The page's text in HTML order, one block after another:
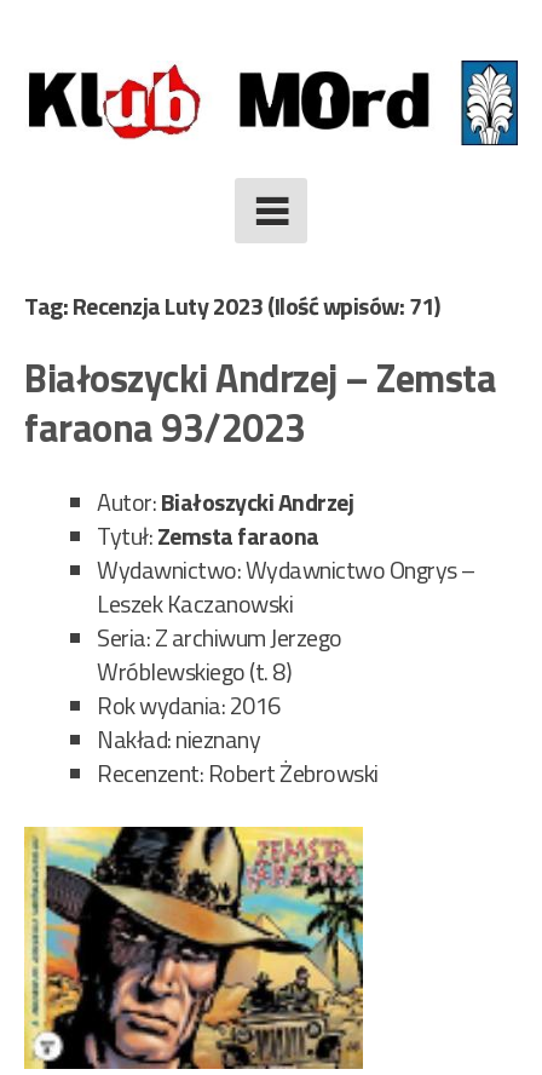
to
content
Tag: Recenzja Luty 2023(Ilość wpisów: 71)
Białoszycki Andrzej – Zemsta
faraona 93/2023
Autor:Białoszycki Andrzej
Tytuł:Zemsta faraona
Wydawnictwo: Wydawnictwo Ongrys –
Leszek Kaczanowski
Seria: Z archiwum Jerzego
Wróblewskiego (t. 8)
Rok wydania: 2016
Nakład: nieznany
Recenzent: Robert Żebrowski